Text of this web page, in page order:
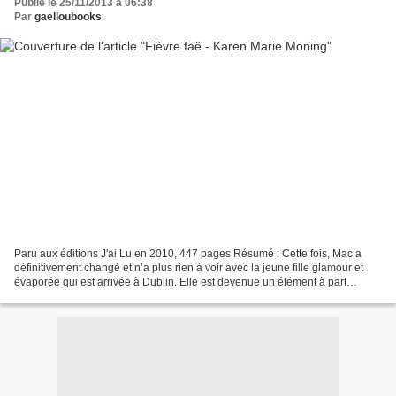
Publié le 25/11/2013 à 06:38
Par gaelloubooks
Paru aux éditions J'ai Lu en 2010, 447 pages Résumé : Cette fois, Mac a
définitivement changé et n’a plus rien à voir avec la jeune fille glamour et
évaporée qui est arrivée à Dublin. Elle est devenue un élément à part